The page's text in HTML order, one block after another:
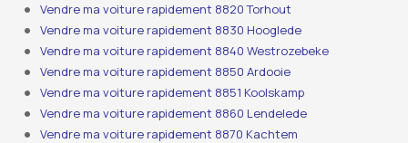
Vendre ma voiture rapidement 8820 Torhout
Vendre ma voiture rapidement 8830 Hooglede
Vendre ma voiture rapidement 8840 Westrozebeke
Vendre ma voiture rapidement 8850 Ardooie
Vendre ma voiture rapidement 8851 Koolskamp
Vendre ma voiture rapidement 8860 Lendelede
Vendre ma voiture rapidement 8870 Kachtem